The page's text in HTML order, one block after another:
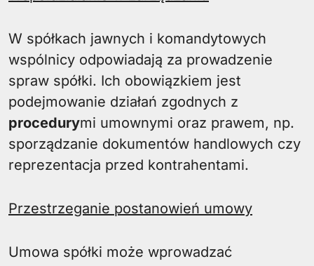
W spółkach jawnych i komandytowych
wspólnicy odpowiadają za prowadzenie
spraw spółki. Ich obowiązkiem jest
podejmowanie działań zgodnych z
procedurymi umownymi oraz prawem, np.
sporządzanie dokumentów handlowych czy
reprezentacja przed kontrahentami.
Przestrzeganie postanowień umowy
Umowa spółki może wprowadzać